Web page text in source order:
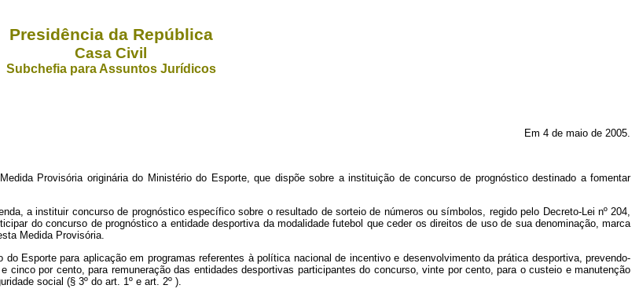
Presidência da República
Casa Civil
Subchefia para Assuntos Jurídicos
Em 4 de maio de 2005.
Provisória originária do Ministério do Esporte, que dispõe sobre a instituição de concurso de prognóstico destinado a fomentar
a instituir concurso de prognóstico específico sobre o resultado de sorteio de números ou símbolos, regido pelo Decreto-Lei nº204,
do concurso de prognóstico a entidade desportiva da modalidade futebol que ceder os direitos de uso de sua denominação, marca
Medida Provisória.
Esporte para aplicação em programas referentes à política nacional de incentivo e desenvolvimento da prática desportiva, prevendo-
por cento, para remuneração das entidades desportivas participantes do concurso, vinte por cento, para o custeio e manutenção
social (§ 3º do art. 1º e art. 2º ).